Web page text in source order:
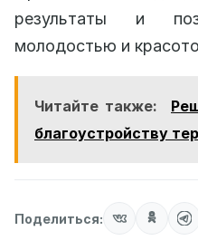
результаты и
молодостью и
Читайте также:
благоустройству
Поделиться: